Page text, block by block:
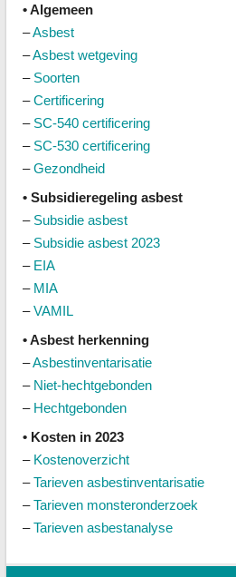
• Algemeen
–Asbest
–Asbest wetgeving
– Soorten
–Certificering
– SC-540 certificering
– SC-530 certificering
–Gezondheid
• Subsidieregeling asbest
– Subsidie asbest
– Subsidie asbest 2023
– EIA
– MIA
–VAMIL
• Asbest herkenning
–Asbestinventarisatie
– Niet-hechtgebonden
– Hechtgebonden
• Kosten in 2023
– Kostenoverzicht
–Tarieven asbestinventarisatie
–Tarieven monsteronderzoek
–Tarieven asbestanalyse